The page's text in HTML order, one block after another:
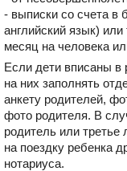
- выписки со счета в
английский язык)
месяц на человека
Если дети вписаны в
на них заполнять
анкету родителей,
фото родителя. В
родитель или третье
на поездку ребенка
нотариуса.